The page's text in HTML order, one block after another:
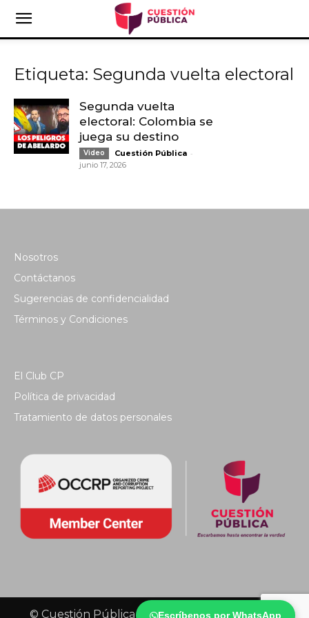
Escríbenos por WhatsApp
Etiqueta: Segunda vuelta electoral
Segunda vuelta
electoral: Colombia se
juega su destino
Video Cuestión Pública -
junio 17, 2026
Nosotros
Contáctanos
Sugerencias de confidencialidad
Términos y Condiciones
El Club CP
Política de privacidad
Tratamiento de datos personales
© Cuestión Pública 2018 - Todos los derechos